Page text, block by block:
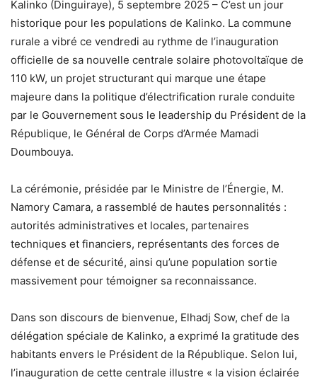
Kalinko (Dinguiraye), 5 septembre 2025 – C’est un jour
historique pour les populations de Kalinko. La commune
rurale a vibré ce vendredi au rythme de l’inauguration
officielle de sa nouvelle centrale solaire photovoltaïque de
110 kW, un projet structurant qui marque une étape
majeure dans la politique d’électrification rurale conduite
par le Gouvernement sous le leadership du Président de la
République, le Général de Corps d’Armée Mamadi
Doumbouya.
La cérémonie, présidée par le Ministre de l’Énergie, M.
Namory Camara, a rassemblé de hautes personnalités :
autorités administratives et locales, partenaires
techniques et financiers, représentants des forces de
défense et de sécurité, ainsi qu’une population sortie
massivement pour témoigner sa reconnaissance.
Dans son discours de bienvenue, Elhadj Sow, chef de la
délégation spéciale de Kalinko, a exprimé la gratitude des
habitants envers le Président de la République. Selon lui,
l’inauguration de cette centrale illustre « la vision éclairée